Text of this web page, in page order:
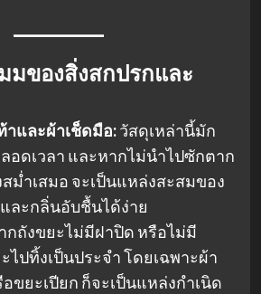
มของสิ่งสกปรกและ
าและผ้าเช็ดมือ:วัสดุเหล่านี้มัก
อดเวลา และหากไม่นำไปซักตาก
ม่ำเสมอ จะเป็นแหล่งสะสมของ
ละกลิ่นอับชื้นได้ง่าย
กถังขยะไม่มีฝาปิด หรือไม่มี
ไปทิ้งเป็นประจำ โดยเฉพาะผ้า
ขยะเปียก ก็จะเป็นแหล่งกำเนิด